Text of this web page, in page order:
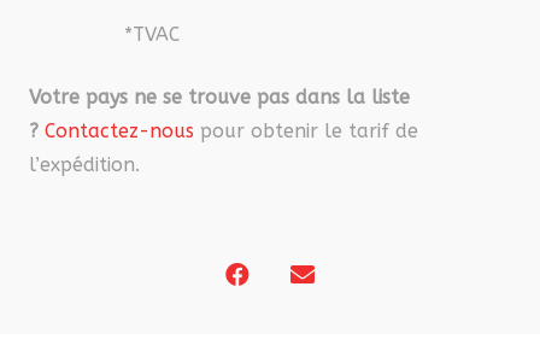
*TVAC
Votre pays ne se trouve pas dans la liste
? Contactez-nous pour obtenir le tarif de
l’expédition.